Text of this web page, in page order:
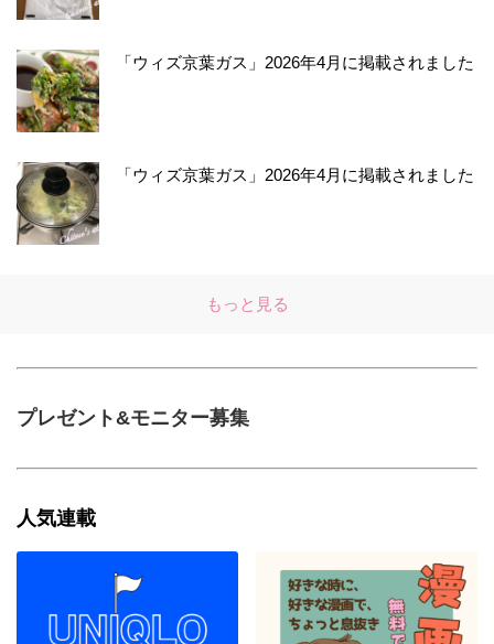
「ウィズ京葉ガス」2026年4月に掲載されました
「ウィズ京葉ガス」2026年4月に掲載されました
もっと見る
プレゼント&モニター募集
人気連載